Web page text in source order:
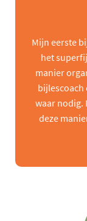
Mijn eerste
het
manier
bijlescoach
waar nodig.
deze